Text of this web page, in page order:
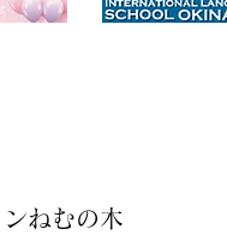
ねむの木